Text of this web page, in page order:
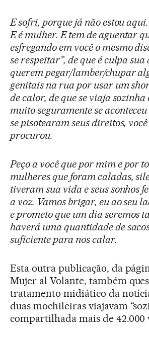
E sofri, porque já não estou
E é mulher. E tem de aguentar
esfregando em você o mesmo
se respeitar”, de que é culpa
querem pegar/lamber/chupar
genitais na rua por usar um
de calor, de que se viaja sozinha
muito seguramente se
se pisotearam seus direitos, você
procurou.
Peço a você que por mim e por
mulheres que foram caladas,
tiveram sua vida e seus sonhos
a voz. Vamos brigar, eu ao seu
e prometo que um dia seremos
haverá uma quantidade de
suficiente para nos calar.
Esta outra publicação, da
Mujer al Volante, também
tratamento midiático da
duas mochileiras viajavam
compartilhada mais de 42.000